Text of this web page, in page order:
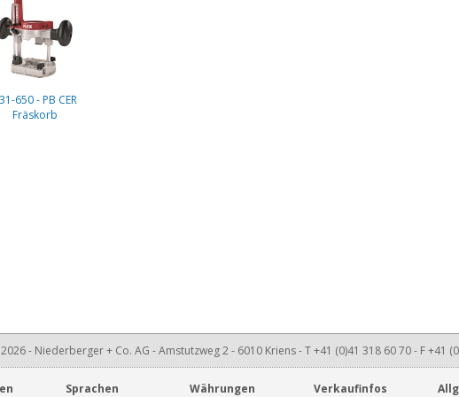
650 - PB CER
Fräskorb
- Niederberger + Co. AG - Amstutzweg 2 - 6010 Kriens - T +41 (0)41 318 60 70 - F +41
Sprachen Währungen Verkaufinfos